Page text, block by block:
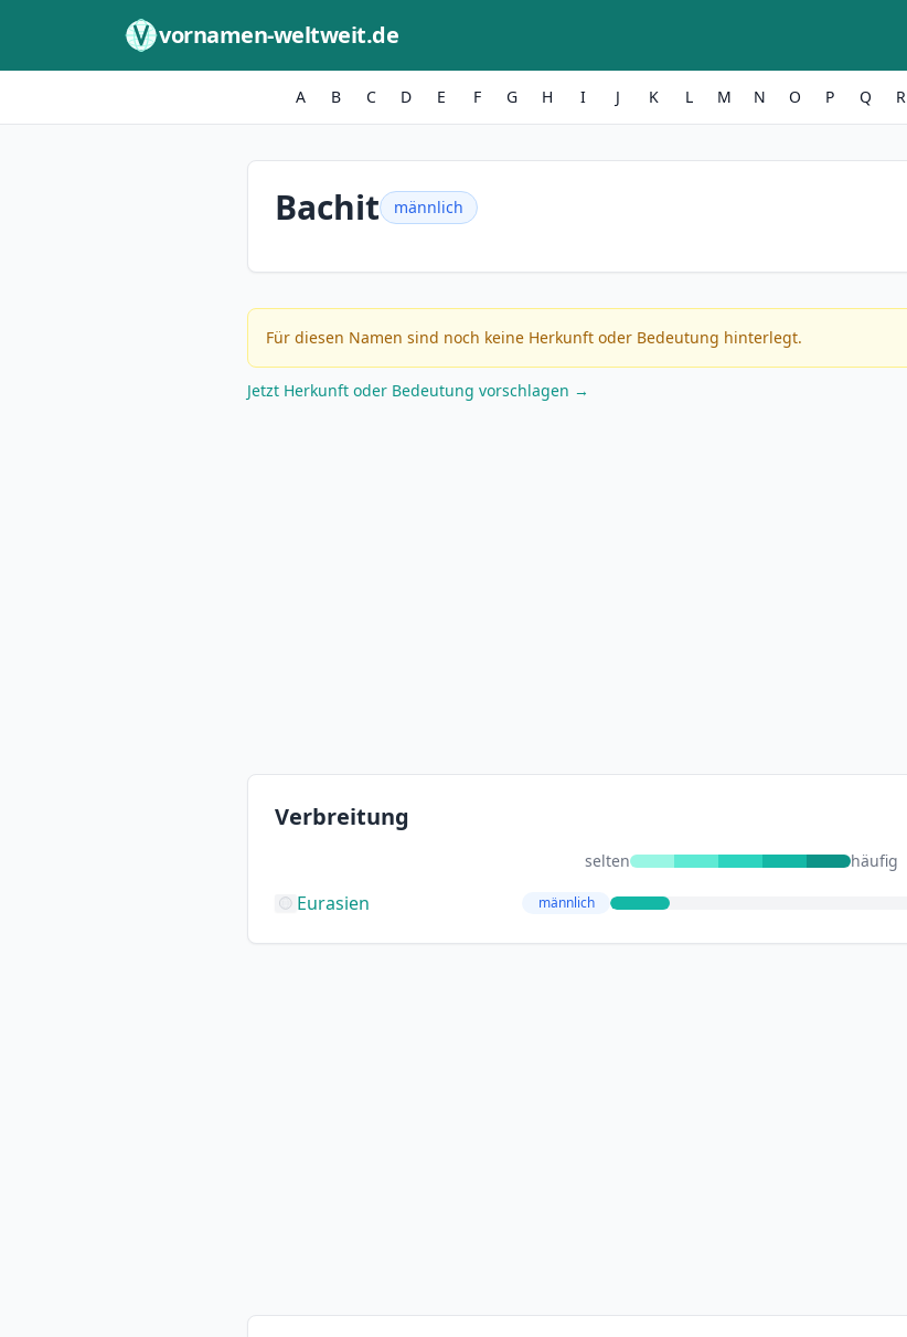
vornamen-weltweit.de
A B C D E F G H I J K L M N O P Q R
Bachit männlich
Für diesen Namen sind noch keine Herkunft oder Bedeutung hinterlegt.
Jetzt Herkunft oder Bedeutung vorschlagen →
Verbreitung
selten häufig
Eurasien männlich